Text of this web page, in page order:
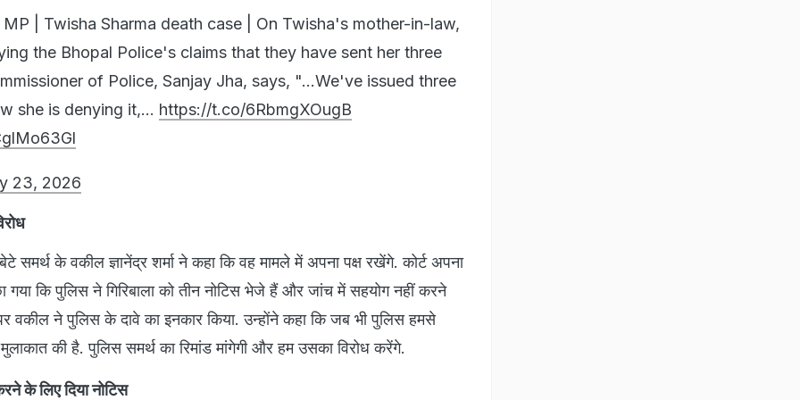
| Twisha Sharma death case | On Twisha's mother-in-law,
the Bhopal Police's claims that they have sent her three
of Police, Sanjay Jha, says, "...We've issued three
she is denying it,… https://t.co/6RbmgXOugB
23, 2026
समर्थ के वकील ज्ञानेंद्र शर्मा ने कहा कि वह मामले में अपना पक्ष रखेंगे. कोर्ट अपना
कि पुलिस ने गिरिबाला को तीन नोटिस भेजे हैं और जांच में सहयोग नहीं करने
वकील ने पुलिस के दावे का इनकार किया. उन्होंने कहा कि जब भी पुलिस हमसे
की है. पुलिस समर्थ का रिमांड मांगेगी और हम उसका विरोध करेंगे.
के लिए दिया नोटिस